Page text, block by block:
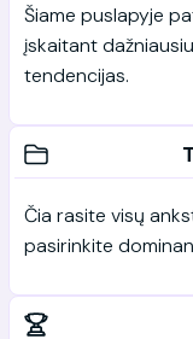
Šiame puslapyje
įskaitant
tendencijas.
Čia rasite visų
pasirinkite